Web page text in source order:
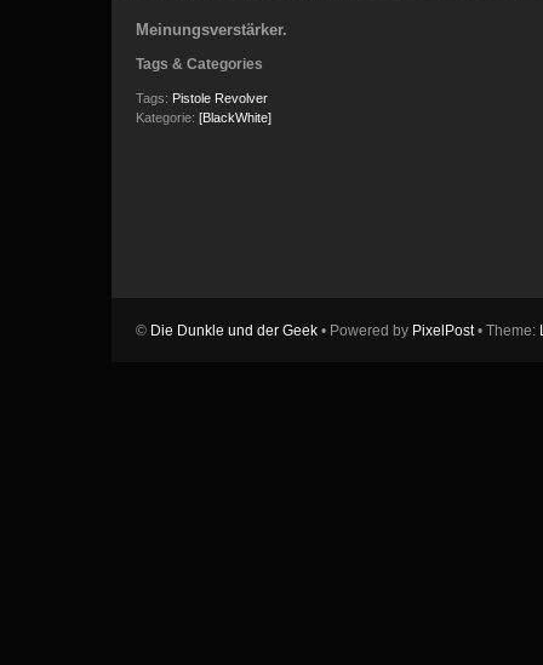
Meinungsverstärker.
Tags & Categories
Tags: Pistole Revolver
Kategorie: [BlackWhite]
© Die Dunkle und der Geek • Powered by PixelPost• Theme: